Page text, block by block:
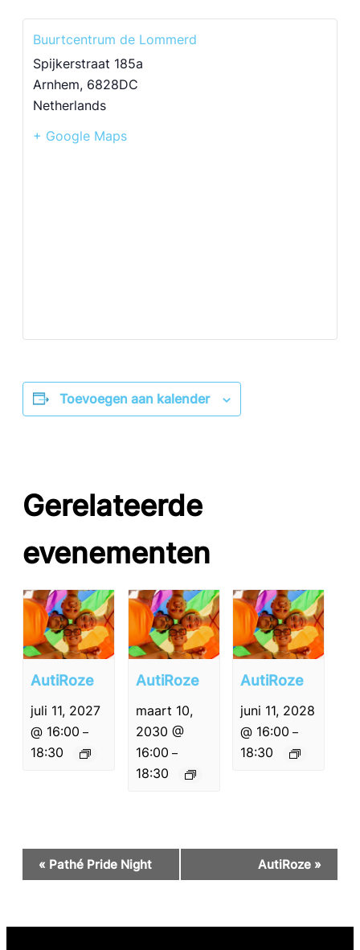
Buurtcentrum de Lommerd
Spijkerstraat 185a
Arnhem, 6828DC
Netherlands
+ Google Maps
Toevoegen aan kalender
Gerelateerde
evenementen
AutiRoze
juli 11, 2027
@ 16:00 –
18:30
AutiRoze
maart 10,
2030 @
16:00 –
18:30
AutiRoze
juni 11, 2028
@ 16:00 –
18:30
Evenement
Navigatie
« Pathé Pride Night AutiRoze »